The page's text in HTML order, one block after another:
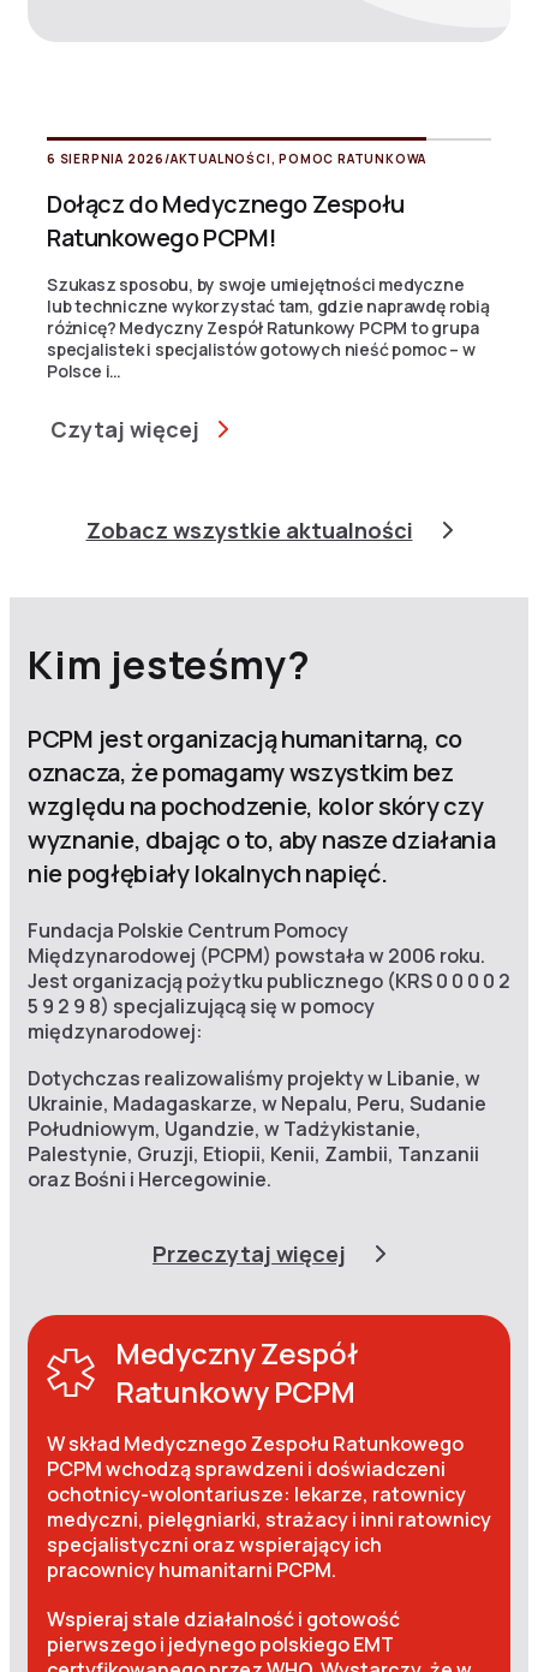
6 SIERPNIA 2026/AKTUALNOŚCI,POMOC RATUNKOWA
Dołącz do Medycznego Zespołu
Ratunkowego PCPM!
Szukasz sposobu, by swoje umiejętności medyczne
lub techniczne wykorzystać tam, gdzie naprawdę robią
różnicę? Medyczny Zespół Ratunkowy PCPM to grupa
specjalistek i specjalistów gotowych nieść pomoc – w
Polsce i…
Czytaj więcej
Zobacz wszystkie aktualności
Kim jesteśmy?
PCPM jest organizacją humanitarną, co
oznacza, że pomagamy wszystkim bez
względu na pochodzenie, kolor skóry czy
wyznanie, dbając o to, aby nasze działania
nie pogłębiały lokalnych napięć.
Fundacja Polskie Centrum Pomocy
Międzynarodowej (PCPM) powstała w 2006 roku.
Jest organizacją pożytku publicznego (KRS 0 0 0 0 2
5 9 2 9 8) specjalizującą się w pomocy
międzynarodowej:
Dotychczas realizowaliśmy projekty w Libanie, w
Ukrainie, Madagaskarze, w Nepalu, Peru, Sudanie
Południowym, Ugandzie, w Tadżykistanie,
Palestynie, Gruzji, Etiopii, Kenii, Zambii, Tanzanii
oraz Bośni i Hercegowinie.
Przeczytaj więcej
Medyczny Zespół
Ratunkowy PCPM
W skład Medycznego Zespołu Ratunkowego
PCPM wchodzą sprawdzeni i doświadczeni
ochotnicy-wolontariusze: lekarze, ratownicy
medyczni, pielęgniarki, strażacy i inni ratownicy
specjalistyczni oraz wspierający ich
pracownicy humanitarni PCPM.
Wspieraj stale działalność i gotowość
pierwszego i jedynego polskiego EMT